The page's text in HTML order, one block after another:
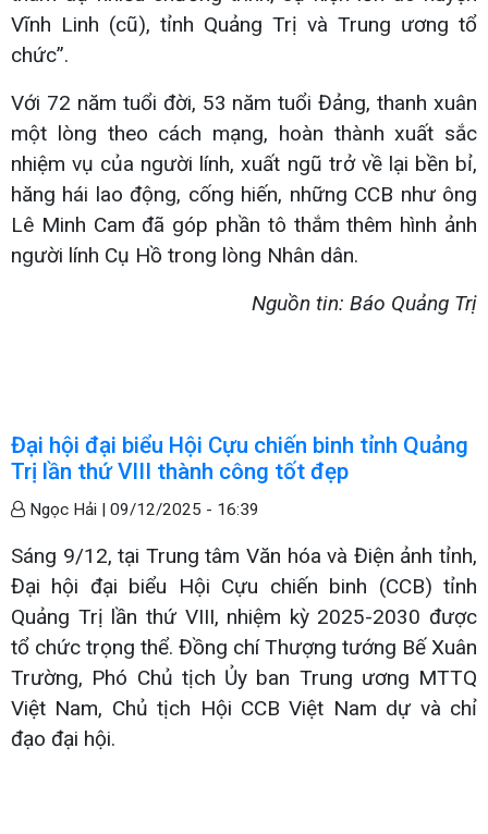
Vĩnh Linh (cũ), tỉnh Quảng Trị và Trung ương tổ
chức”.
Với 72 năm tuổi đời, 53 năm tuổi Đảng, thanh xuân
một lòng theo cách mạng, hoàn thành xuất sắc
nhiệm vụ của người lính, xuất ngũ trở về lại bền bỉ,
hăng hái lao động, cống hiến, những CCB như ông
Lê Minh Cam đã góp phần tô thắm thêm hình ảnh
người lính Cụ Hồ trong lòng Nhân dân.
Nguồn tin: Báo Quảng Trị
Đại hội đại biểu Hội Cựu chiến binh tỉnh Quảng
Trị lần thứ VIII thành công tốt đẹp
Ngọc Hải | 09/12/2025 - 16:39
Sáng 9/12, tại Trung tâm Văn hóa và Điện ảnh tỉnh,
Đại hội đại biểu Hội Cựu chiến binh (CCB) tỉnh
Quảng Trị lần thứ VIII, nhiệm kỳ 2025-2030 được
tổ chức trọng thể. Đồng chí Thượng tướng Bế Xuân
Trường, Phó Chủ tịch Ủy ban Trung ương MTTQ
Việt Nam, Chủ tịch Hội CCB Việt Nam dự và chỉ
đạo đại hội.